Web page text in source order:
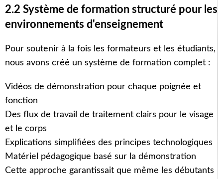
2.2 Système de formation structuré pour les
environnements d'enseignement
Pour soutenir à la fois les formateurs et les étudiants,
nous avons créé un système de formation complet :
Vidéos de démonstration pour chaque poignée et
fonction
Des flux de travail de traitement clairs pour le visage
et le corps
Explications simplifiées des principes technologiques
Matériel pédagogique basé sur la démonstration
Cette approche garantissait que même les débutants